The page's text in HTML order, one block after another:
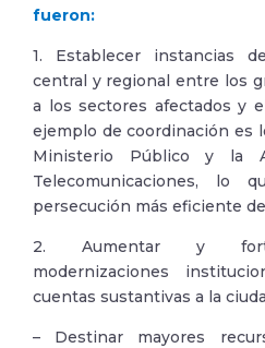
fueron:
1. Establecer instancias
central y regional entre los
a los sectores afectados y
ejemplo de coordinación es
Ministerio Público y la
Telecomunicaciones, lo
persecución más eficiente
2. Aumentar y
modernizaciones
cuentas sustantivas a la
– Destinar mayores